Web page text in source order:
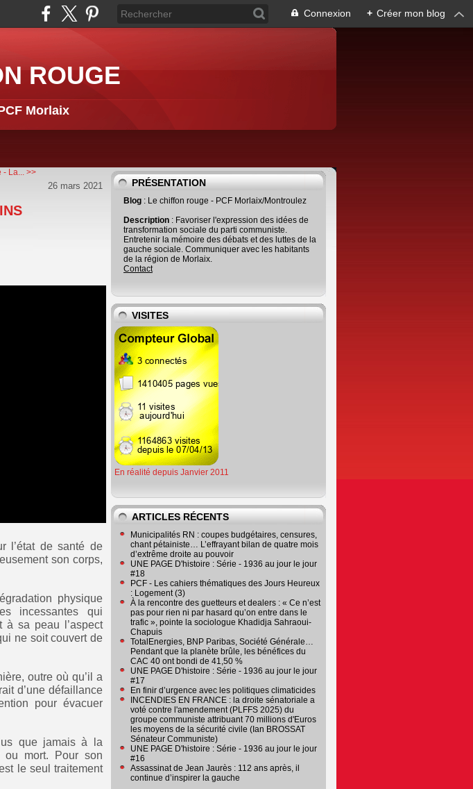
Connexion + Créer mon blog
ROUGE
Morlaix
- La... >>
26 mars 2021
l’état de santé de
son corps,
physique
incessantes qui
à sa peau l’aspect
ne soit couvert de
outre où qu’il a
d’une défaillance
pour évacuer
que jamais à la
ou mort. Pour son
le seul traitement
PRÉSENTATION
Blog : Le chiffon rouge - PCF Morlaix/Montroulez
Description : Favoriser l'expression des idées de
transformation sociale du parti communiste.
Entretenir la mémoire des débats et des luttes de la
gauche sociale. Communiquer avec les habitants
de la région de Morlaix.
Contact
VISITES
En réalité depuis Janvier 2011
ARTICLES RÉCENTS
Municipalités RN : coupes budgétaires, censures,
chant pétainiste… L’effrayant bilan de quatre mois
d’extrême droite au pouvoir
UNE PAGE D'histoire : Série - 1936 au jour le jour
#18
PCF - Les cahiers thématiques des Jours Heureux
: Logement (3)
À la rencontre des guetteurs et dealers : « Ce n’est
pas pour rien ni par hasard qu’on entre dans le
trafic », pointe la sociologue Khadidja Sahraoui-
Chapuis
TotalEnergies, BNP Paribas, Société Générale…
Pendant que la planète brûle, les bénéfices du
CAC 40 ont bondi de 41,50 %
UNE PAGE D'histoire : Série - 1936 au jour le jour
#17
En finir d’urgence avec les politiques climaticides
INCENDIES EN FRANCE : la droite sénatoriale a
voté contre l'amendement (PLFFS 2025) du
groupe communiste attribuant 70 millions d'Euros
les moyens de la sécurité civile (Ian BROSSAT
Sénateur Communiste)
UNE PAGE D'histoire : Série - 1936 au jour le jour
#16
Assassinat de Jean Jaurès : 112 ans après, il
continue d’inspirer la gauche